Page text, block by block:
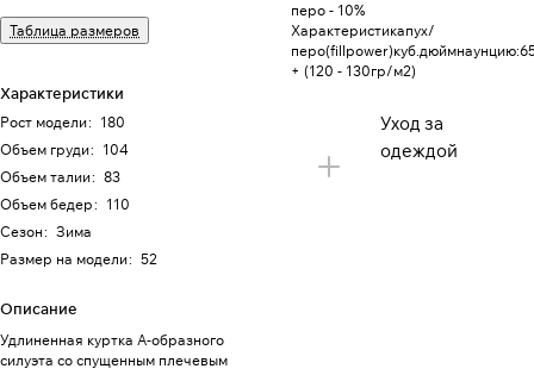
Таблица размеров
Характеристики
Рост модели: 180
Объем груди: 104
Объем талии: 83
Объем бедер: 110
Сезон: Зима
Размер на модели: 52
Описание
Удлиненная куртка А-образного
силуэта со спущенным плечевым
перо - 10%
Характеристикапух/
+ (120 - 130гр/м2)
Уход за
одеждой